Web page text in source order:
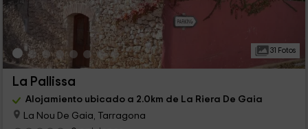
31 Fotos
La Pallissa
Alojamiento ubicado a 2.0km de La Riera De Gaia
La Nou De Gaia, Tarragona